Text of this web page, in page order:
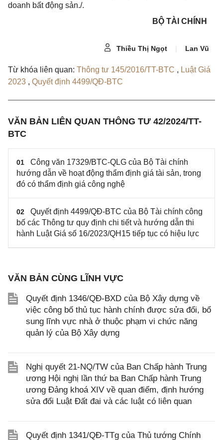
doanh bất động sản./.
BỘ TÀI CHÍNH
Thiều Thị Ngọt | Lan Vũ
Từ khóa liên quan: Thông tư 145/2016/TT-BTC , Luật Giá
2023 , Quyết định 4499/QĐ-BTC
VĂN BẢN LIÊN QUAN THÔNG TƯ 42/2024/TT-
BTC
01
Công văn 17329/BTC-QLG của Bộ Tài chính
hướng dẫn về hoạt động thẩm định giá tài sản, trong
đó có thẩm định giá công nghệ
02
Quyết định 4499/QĐ-BTC của Bộ Tài chính công
bố các Thông tư quy định chi tiết và hướng dẫn thi
hành Luật Giá số 16/2023/QH15 tiếp tục có hiệu lực
VĂN BẢN CÙNG LĨNH VỰC
Quyết định 1346/QĐ-BXD của Bộ Xây dựng về
việc công bố thủ tục hành chính được sửa đổi, bổ
sung lĩnh vực nhà ở thuộc phạm vi chức năng
quản lý của Bộ Xây dựng
Nghị quyết 21-NQ/TW của Ban Chấp hành Trung
ương Hội nghị lần thứ ba Ban Chấp hành Trung
ương Đảng khoá XIV về quan điểm, định hướng
sửa đổi Luật Đất đai và các luật có liên quan
Quyết định 1341/QĐ-TTg của Thủ tướng Chính